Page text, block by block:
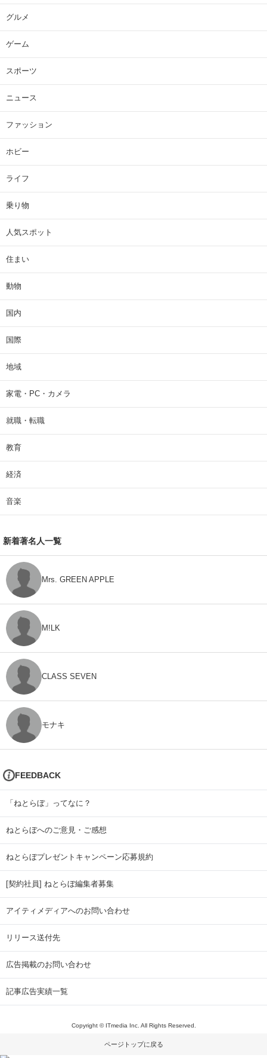
グルメ
ゲーム
スポーツ
ニュース
ファッション
ホビー
ライフ
乗り物
人気スポット
住まい
動物
国内
国際
地域
家電・PC・カメラ
就職・転職
教育
経済
音楽
新着著名人一覧
Mrs. GREEN APPLE
M!LK
CLASS SEVEN
モナキ
FEEDBACK
「ねとらぼ」ってなに？
ねとらぼへのご意見・ご感想
ねとらぼプレゼントキャンペーン応募規約
[契約社員] ねとらぼ編集者募集
アイティメディアへのお問い合わせ
リリース送付先
広告掲載のお問い合わせ
記事広告実績一覧
Copyright © ITmedia Inc. All Rights Reserved.
ページトップに戻る